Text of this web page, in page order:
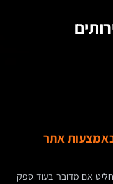
באמצעות אתר
אם מדובר בעוד ספק